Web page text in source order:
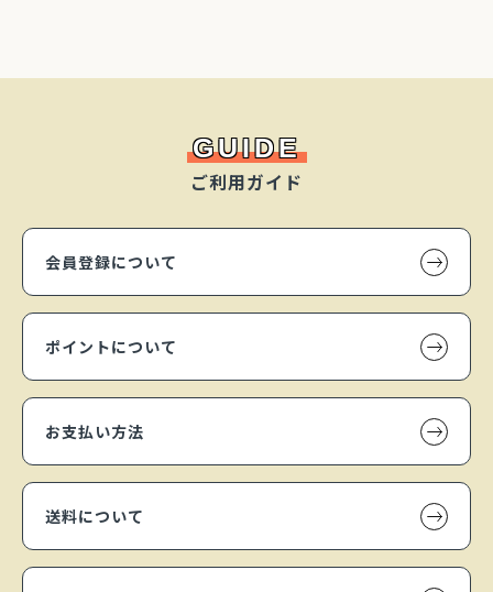
GUIDE
ご利用ガイド
会員登録について
ポイントについて
お支払い方法
送料について